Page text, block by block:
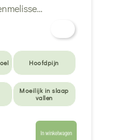
Hoofdpijn
Moeilijk in slaap
vallen
Anti-muggen -
In winkelwagen